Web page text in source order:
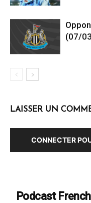
(07/
LAISSER UN
CONNECTER
Podcast